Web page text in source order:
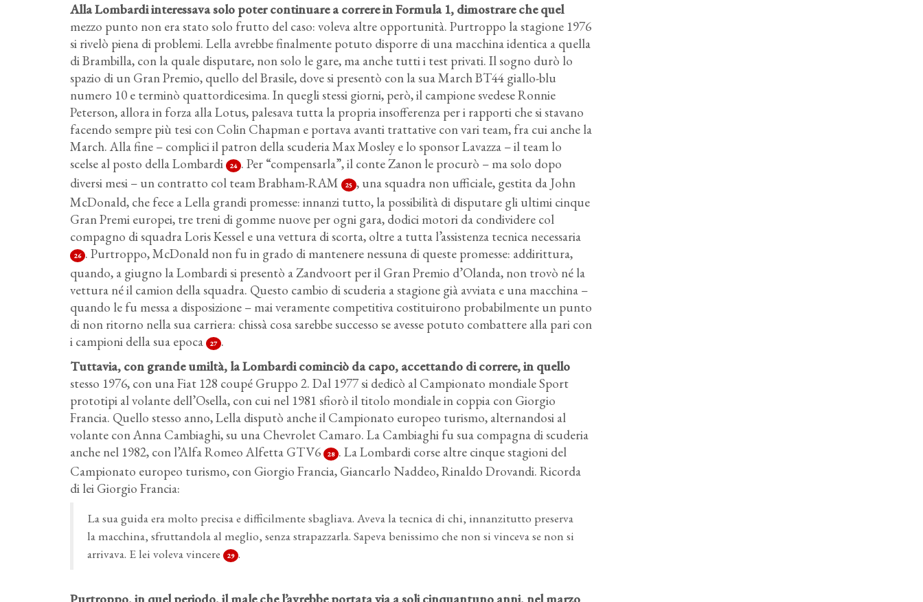
Alla Lombardi interessava solo poter continuare a correre in Formula 1, dimostrare che quel
mezzo punto non era stato solo frutto del caso: voleva altre opportunità. Purtroppo la stagione 1976
si rivelò piena di problemi. Lella avrebbe finalmente potuto disporre di una macchina identica a quella
di Brambilla, con la quale disputare, non solo le gare, ma anche tutti i test privati. Il sogno durò lo
spazio di un Gran Premio, quello del Brasile, dove si presentò con la sua March BT44 giallo-blu
numero 10 e terminò quattordicesima. In quegli stessi giorni, però, il campione svedese Ronnie
Peterson, allora in forza alla Lotus, palesava tutta la propria insofferenza per i rapporti che si stavano
facendo sempre più tesi con Colin Chapman e portava avanti trattative con vari team, fra cui anche la
March. Alla fine – complici il patron della scuderia Max Mosley e lo sponsor Lavazza – il team lo
scelse al posto della Lombardi
24 . Per “compensarla”, il conte Zanon le procurò – ma solo dopo
diversi mesi – un contratto col team Brabham-RAM
25 , una squadra non ufficiale, gestita da John
McDonald, che fece a Lella grandi promesse: innanzi tutto, la possibilità di disputare gli ultimi cinque
Gran Premi europei, tre treni di gomme nuove per ogni gara, dodici motori da condividere col
compagno di squadra Loris Kessel e una vettura di scorta, oltre a tutta l’assistenza tecnica necessaria
26 . Purtroppo, McDonald non fu in grado di mantenere nessuna di queste promesse: addirittura,
quando, a giugno la Lombardi si presentò a Zandvoort per il Gran Premio d’Olanda, non trovò né la
vettura né il camion della squadra. Questo cambio di scuderia a stagione già avviata e una macchina –
quando le fu messa a disposizione – mai veramente competitiva costituirono probabilmente un punto
di non ritorno nella sua carriera: chissà cosa sarebbe successo se avesse potuto combattere alla pari con
i campioni della sua epoca
27 .
Tuttavia, con grande umiltà, la Lombardi cominciò da capo, accettando di correre, in quello
stesso 1976, con una Fiat 128 coupé Gruppo 2. Dal 1977 si dedicò al Campionato mondiale Sport
prototipi al volante dell’Osella, con cui nel 1981 sfiorò il titolo mondiale in coppia con Giorgio
Francia. Quello stesso anno, Lella disputò anche il Campionato europeo turismo, alternandosi al
volante con Anna Cambiaghi, su una Chevrolet Camaro. La Cambiaghi fu sua compagna di scuderia
anche nel 1982, con l’Alfa Romeo Alfetta GTV6
28 . La Lombardi corse altre cinque stagioni del
Campionato europeo turismo, con Giorgio Francia, Giancarlo Naddeo, Rinaldo Drovandi. Ricorda
di lei Giorgio Francia:
La sua guida era molto precisa e difficilmente sbagliava. Aveva la tecnica di chi, innanzitutto preserva
la macchina, sfruttandola al meglio, senza strapazzarla. Sapeva benissimo che non si vinceva se non si
arrivava. E lei voleva vincere
29 .